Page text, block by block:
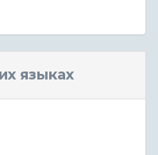
языках